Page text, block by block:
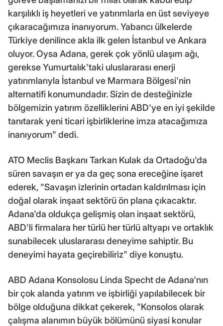
karşılıklı iş heyetleri ve yatırımlarla en üst seviyeye
çıkaracağımıza inanıyorum. Yabancı ülkelerde
Türkiye denilince akla ilk gelen İstanbul ve Ankara
oluyor. Oysa Adana, gerek çok yönlü ulaşım ağı,
gerekse Yumurtalık'taki uluslararası enerji
yatırımlarıyla İstanbul ve Marmara Bölgesi'nin
alternatifi konumundadır. Sizin de desteğinizle
bölgemizin yatırım özelliklerini ABD'ye en iyi şekilde
tanıtarak yeni ticari işbirliklerine imza atacağımıza
inanıyorum" dedi.
ATO Meclis Başkanı Tarkan Kulak da Ortadoğu'da
süren savaşın er ya da geç sona ereceğine işaret
ederek, "Savaşın izlerinin ortadan kaldırılması için
doğal olarak inşaat sektörü ön plana çıkacaktır.
Adana'da oldukça gelişmiş olan inşaat sektörü,
ABD'li firmalara her türlü her türlü altyapı ve ortaklık
sunabilecek uluslararası deneyime sahiptir. Bu
deneyimi hayata geçirebiliriz" diye konuştu.
ABD Adana Konsolosu Linda Specht de Adana'nın
bir çok alanda yatırım ve işbirliği yapılabilecek bir
bölge olduğuna dikkat çekerek, "Konsolos olarak
çalışma alanımın büyük bölümünü siyasi konular